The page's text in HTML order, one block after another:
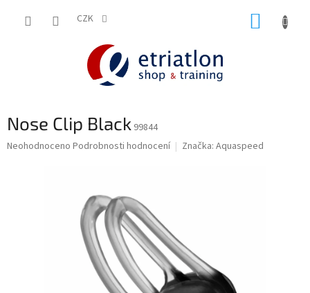
CZK
Nose Clip Black 99844
Průměrné
Neohodnoceno Podrobnosti hodnocení Značka: Aquaspeed
shop.etriatlon.cz - Chat